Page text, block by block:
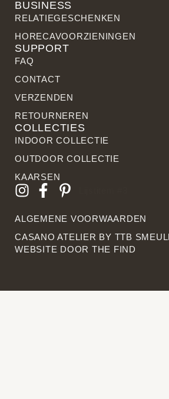
BUSINESS
RELATIE­GESCHENKEN
HORECAVOORZIENINGEN
SUPPORT
FAQ
CONTACT
VERZENDEN
RETOURNEREN
COLLECTIES
INDOOR COLLECTIE
OUTDOOR COLLECTIE
KAARSEN
ALGEMENE VOORWAARDEN
CASANO ATELIER BY TTB
WEBSITE DOOR THE FIND